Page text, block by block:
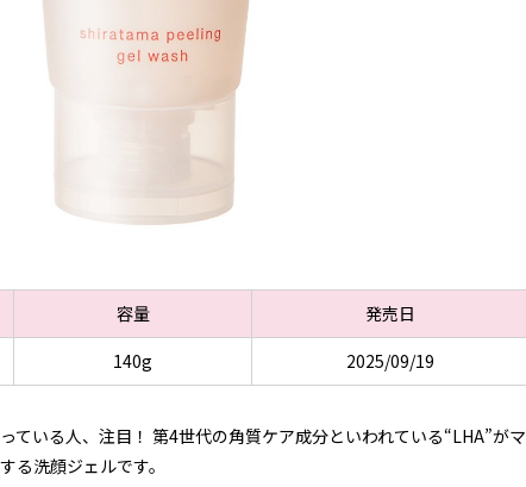
容量
発売日
140g 2025/09/19
ている人、注目！ 第4世代の角質ケア成分といわれている“LHA”がマ
る洗顔ジェルです。